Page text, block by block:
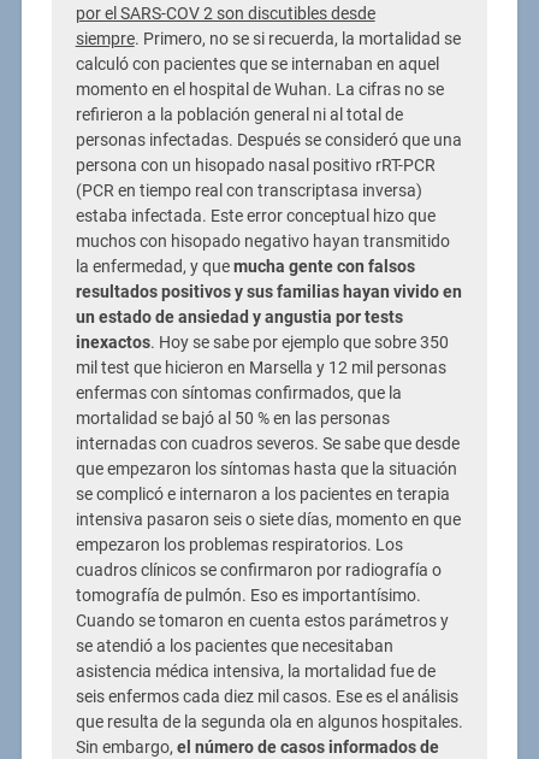
por el SARS-COV 2 son discutibles desde
siempre. Primero, no se si recuerda, la mortalidad se
calculó con pacientes que se internaban en aquel
momento en el hospital de Wuhan. La cifras no se
refirieron a la población general ni al total de
personas infectadas. Después se consideró que una
persona con un hisopado nasal positivo rRT-PCR
(PCR en tiempo real con transcriptasa inversa)
estaba infectada. Este error conceptual hizo que
muchos con hisopado negativo hayan transmitido
la enfermedad, y quemucha gente con falsos
resultados positivos y sus familias hayan vivido en
un estado de ansiedad y angustia por tests
inexactos. Hoy se sabe por ejemplo que sobre 350
mil test que hicieron en Marsella y 12 mil personas
enfermas con síntomas confirmados, que la
mortalidad se bajó al 50 % en las personas
internadas con cuadros severos. Se sabe que desde
que empezaron los síntomas hasta que la situación
se complicó e internaron a los pacientes en terapia
intensiva pasaron seis o siete días, momento en que
empezaron los problemas respiratorios. Los
cuadros clínicos se confirmaron por radiografía o
tomografía de pulmón. Eso es importantísimo.
Cuando se tomaron en cuenta estos parámetros y
se atendió a los pacientes que necesitaban
asistencia médica intensiva, la mortalidad fue de
seis enfermos cada diez mil casos. Ese es el análisis
que resulta de la segunda ola en algunos hospitales.
Sin embargo, el número de casos informados de